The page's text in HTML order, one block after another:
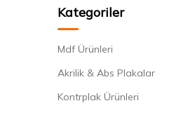
Kategoriler
Mdf Ürünleri
Akrilik & Abs Plakalar
Kontrplak Ürünleri